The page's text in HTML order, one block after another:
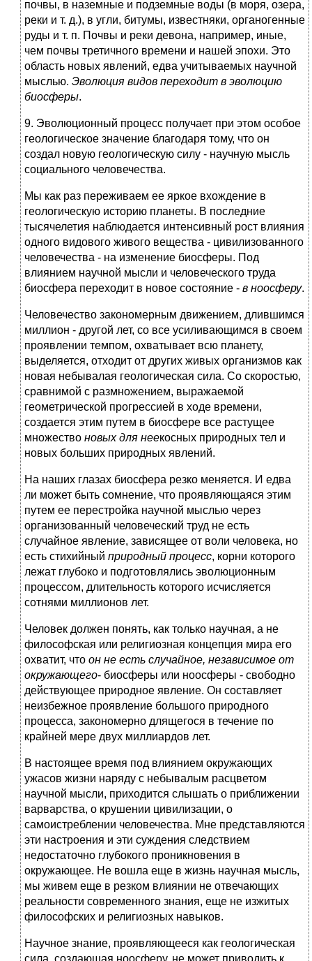
почвы, в наземные и подземные воды (в моря, озера,
реки и т. д.), в угли, битумы, известняки, органогенные
руды и т. п. Почвы и реки девона, например, иные,
чем почвы третичного времени и нашей эпохи. Это
область новых явлений, едва учитываемых научной
мыслью. Эволюция видов переходит в эволюцию
биосферы.
9. Эволюционный процесс получает при этом особое
геологическое значение благодаря тому, что он
создал новую геологическую силу - научную мысль
социального человечества.
Мы как раз переживаем ее яркое вхождение в
геологическую историю планеты. В последние
тысячелетия наблюдается интенсивный рост влияния
одного видового живого вещества - цивилизованного
человечества - на изменение биосферы. Под
влиянием научной мысли и человеческого труда
биосфера переходит в новое состояние - в ноосферу.
Человечество закономерным движением, длившимся
миллион - другой лет, со все усиливающимся в своем
проявлении темпом, охватывает всю планету,
выделяется, отходит от других живых организмов как
новая небывалая геологическая сила. Со скоростью,
сравнимой с размножением, выражаемой
геометрической прогрессией в ходе времени,
создается этим путем в биосфере все растущее
множество новых для неекосных природных тел и
новых больших природных явлений.
На наших глазах биосфера резко меняется. И едва
ли может быть сомнение, что проявляющаяся этим
путем ее перестройка научной мыслью через
организованный человеческий труд не есть
случайное явление, зависящее от воли человека, но
есть стихийный природный процесс, корни которого
лежат глубоко и подготовлялись эволюционным
процессом, длительность которого исчисляется
сотнями миллионов лет.
Человек должен понять, как только научная, а не
философская или религиозная концепция мира его
охватит, что он не есть случайное, независимое от
окружающего- биосферы или ноосферы - свободно
действующее природное явление. Он составляет
неизбежное проявление большого природного
процесса, закономерно длящегося в течение по
крайней мере двух миллиардов лет.
В настоящее время под влиянием окружающих
ужасов жизни наряду с небывалым расцветом
научной мысли, приходится слышать о приближении
варварства, о крушении цивилизации, о
самоистреблении человечества. Мне представляются
эти настроения и эти суждения следствием
недостаточно глубокого проникновения в
окружающее. Не вошла еще в жизнь научная мысль,
мы живем еще в резком влиянии не отвечающих
реальности современного знания, еще не изжитых
философских и религиозных навыков.
Научное знание, проявляющееся как геологическая